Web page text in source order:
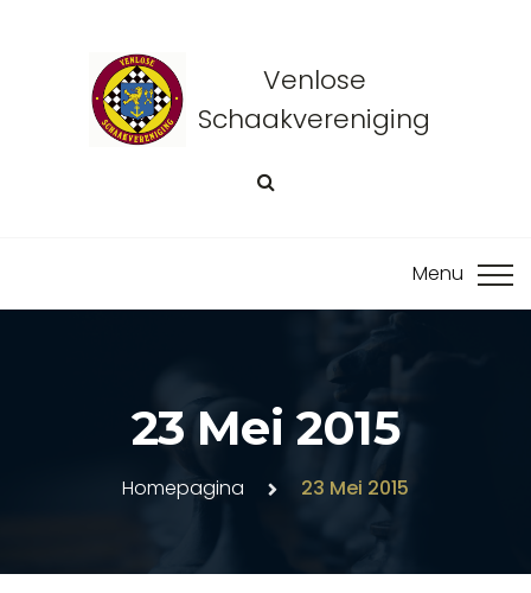
Venlose
Schaakvereniging
23 Mei 2015
Homepagina 23 Mei 2015